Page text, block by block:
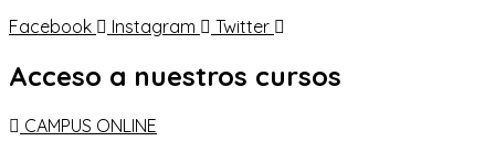
Facebook
Instagram Twitter
Acceso a nuestros cursos
CAMPUS ONLINE